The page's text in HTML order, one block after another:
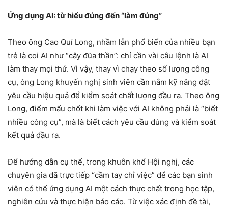
Ứng dụng AI: từ hiểu đúng đến “làm đúng”
Theo ông Cao Quí Long, nhầm lẫn phổ biến của nhiều bạn
trẻ là coi AI như “cây đũa thần”: chỉ cần vài câu lệnh là AI
làm thay mọi thứ. Vì vậy, thay vì chạy theo số lượng công
cụ, ông Long khuyến nghị sinh viên cần nắm kỹ năng đặt
yêu cầu hiệu quả để kiểm soát chất lượng đầu ra. Theo ông
Long, điểm mấu chốt khi làm việc với AI không phải là “biết
nhiều công cụ”, mà là biết cách yêu cầu đúng và kiểm soát
kết quả đầu ra.
Để hướng dẫn cụ thể, trong khuôn khổ Hội nghị, các
chuyên gia đã trực tiếp “cầm tay chỉ việc” để các bạn sinh
viên có thể ứng dụng AI một cách thực chất trong học tập,
nghiên cứu và thực hiện báo cáo. Từ việc xác định đề tài,